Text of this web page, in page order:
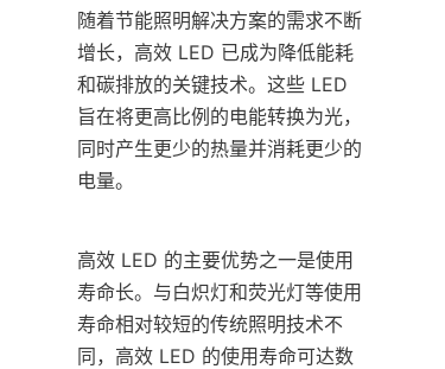
随着节能照明解决方案的需求不断
增长，高效 LED 已成为降低能耗
和碳排放的关键技术。这些 LED
旨在将更高比例的电能转换为光，
同时产生更少的热量并消耗更少的
电量。
高效 LED 的主要优势之一是使用
寿命长。与白炽灯和荧光灯等使用
寿命相对较短的传统照明技术不
同，高效 LED 的使用寿命可达数